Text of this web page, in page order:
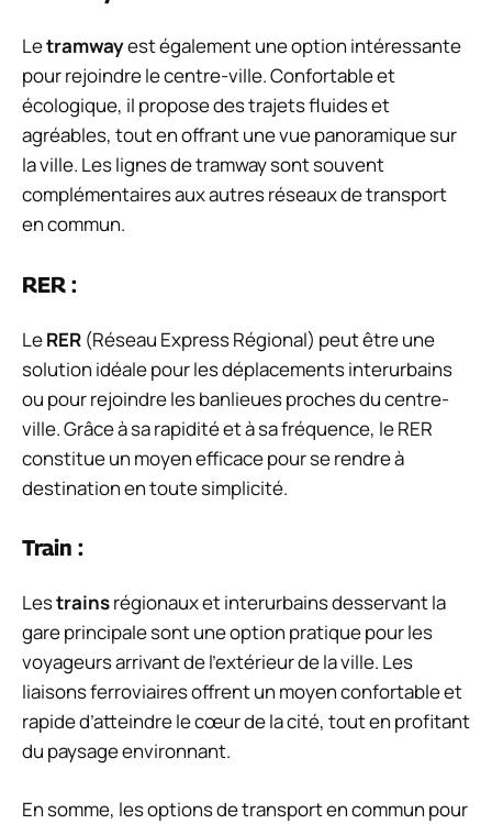
Letramwayest également une option intéressante
pour rejoindre le centre-ville. Confortable et
écologique, il propose des trajets fluides et
agréables, tout en offrant une vue panoramique sur
la ville. Les lignes de tramway sont souvent
complémentaires aux autres réseaux de transport
en commun.
RER :
LeRER (Réseau Express Régional) peut être une
solution idéale pour les déplacements interurbains
ou pour rejoindre les banlieues proches du centre-
ville. Grâce à sa rapidité et à sa fréquence, le RER
constitue un moyen efficace pour se rendre à
destination en toute simplicité.
Train :
Lestrainsrégionaux et interurbains desservant la
gare principale sont une option pratique pour les
voyageurs arrivant de l’extérieur de la ville. Les
liaisons ferroviaires offrent un moyen confortable et
rapide d’atteindre le cœur de la cité, tout en profitant
du paysage environnant.
En somme, les options de transport en commun pour